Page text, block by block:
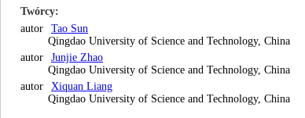
Twórcy
autor
Tao Sun
Qingdao University of Science and Technology, China
autor
Junjie Zhao
Qingdao University of Science and Technology, China
autor
Xiquan Liang
Qingdao University of Science and Technology, China